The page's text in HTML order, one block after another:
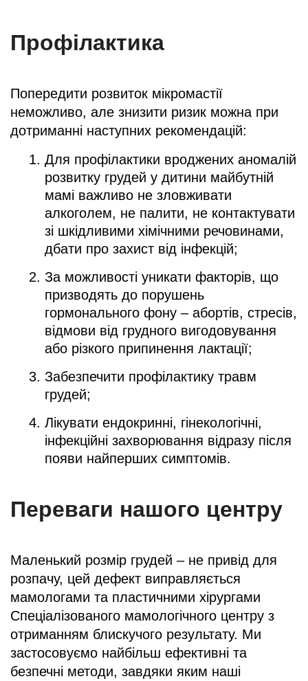
Профілактика
Попередити розвиток мікромастії
неможливо, але знизити ризик можна при
дотриманні наступних рекомендацій:
Для профілактики вроджених аномалій
розвитку грудей у дитини майбутній
мамі важливо не зловживати
алкоголем, не палити, не контактувати
зі шкідливими хімічними речовинами,
дбати про захист від інфекцій;
За можливості уникати факторів, що
призводять до порушень
гормонального фону – абортів, стресів,
відмови від грудного вигодовування
або різкого припинення лактації;
Забезпечити профілактику травм
грудей;
Лікувати ендокринні, гінекологічні,
інфекційні захворювання відразу після
появи найперших симптомів.
Переваги нашого центру
Маленький розмір грудей – не привід для
розпачу, цей дефект виправляється
мамологами та пластичними хірургами
Спеціалізованого мамологічного центру з
отриманням блискучого результату. Ми
застосовуємо найбільш ефективні та
безпечні методи, завдяки яким наші